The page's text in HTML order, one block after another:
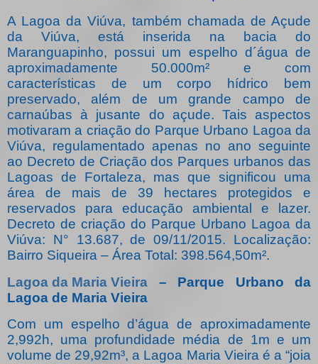
A Lagoa da Viúva, também chamada de Açude
da Viúva, está inserida na bacia do
Maranguapinho, possui um espelho d´água de
aproximadamente 50.000m² e com
características de um corpo hídrico bem
preservado, além de um grande campo de
carnaúbas à jusante do açude. Tais aspectos
motivaram a criação do Parque Urbano Lagoa da
Viúva, regulamentado apenas no ano seguinte
ao Decreto de Criação dos Parques urbanos das
Lagoas de Fortaleza, mas que significou uma
área de mais de 39 hectares protegidos e
reservados para educação ambiental e lazer.
Decreto de criação do Parque Urbano Lagoa da
Viúva: N° 13.687, de 09/11/2015. Localização:
Bairro Siqueira – Área Total: 398.564,50m².
Lagoa da Maria Vieira – Parque Urbano da
Lagoa de Maria Vieira
Com um espelho d’água de aproximadamente
2,992h, uma profundidade média de 1m e um
volume de 29,92m³, a Lagoa Maria Vieira é a “joia